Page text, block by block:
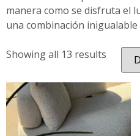
manera como se disfruta el
una combinación inigualable
Showing all 13 results